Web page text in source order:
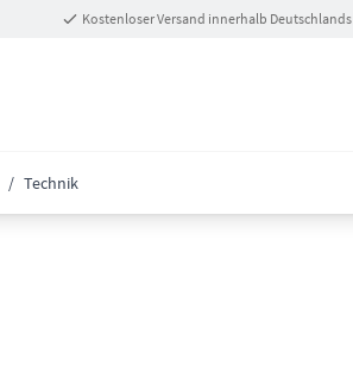
Kostenloser Versand innerhalb Deutschlands
/ Technik